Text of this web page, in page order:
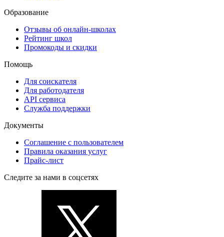
Образование
Отзывы об онлайн-школах
Рейтинг школ
Промокоды и скидки
Помощь
Для соискателя
Для работодателя
API сервиса
Служба поддержки
Документы
Соглашение с пользователем
Правила оказания услуг
Прайс-лист
Следите за нами в соцсетях